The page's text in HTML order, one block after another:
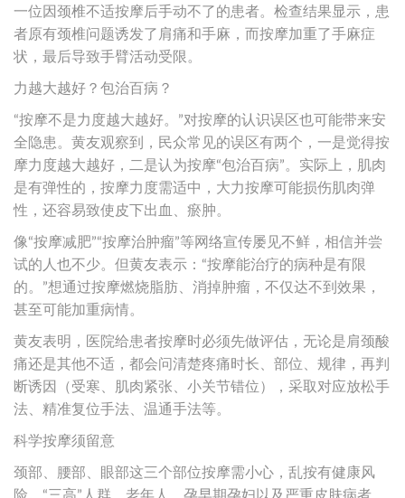
一位因颈椎不适按摩后手动不了的患者。检查结果显示，患
者原有颈椎问题诱发了肩痛和手麻，而按摩加重了手麻症
状，最后导致手臂活动受限。
力越大越好？包治百病？
“按摩不是力度越大越好。”对按摩的认识误区也可能带来安
全隐患。黄友观察到，民众常见的误区有两个，一是觉得按
摩力度越大越好，二是认为按摩“包治百病”。实际上，肌肉
是有弹性的，按摩力度需适中，大力按摩可能损伤肌肉弹
性，还容易致使皮下出血、瘀肿。
像“按摩减肥”“按摩治肿瘤”等网络宣传屡见不鲜，相信并尝
试的人也不少。但黄友表示：“按摩能治疗的病种是有限
的。”想通过按摩燃烧脂肪、消掉肿瘤，不仅达不到效果，
甚至可能加重病情。
黄友表明，医院给患者按摩时必须先做评估，无论是肩颈酸
痛还是其他不适，都会问清楚疼痛时长、部位、规律，再判
断诱因（受寒、肌肉紧张、小关节错位），采取对应放松手
法、精准复位手法、温通手法等。
科学按摩须留意
颈部、腰部、眼部这三个部位按摩需小心，乱按有健康风
险。“三高”人群、老年人、孕早期孕妇以及严重皮肤病者、